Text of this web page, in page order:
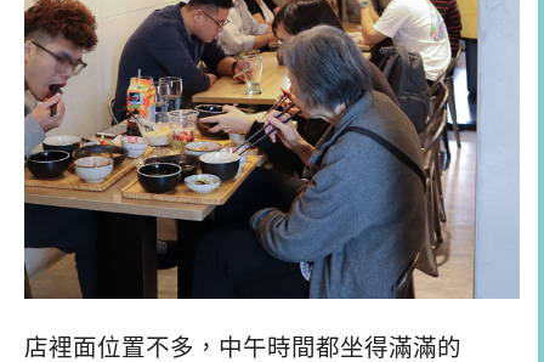
店裡面位置不多，中午時間都坐得滿滿的